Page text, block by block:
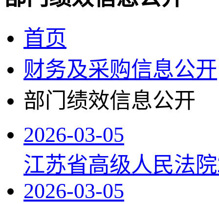
首页
财务及采购信息公开
部门绩效信息公开
2026-03-05
江苏省高级人民法
2026-03-05